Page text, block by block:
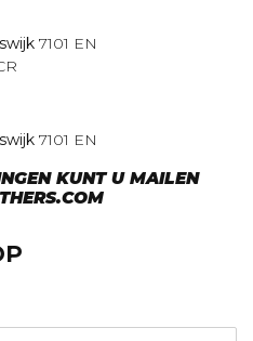
7101 EN
7101 EN
KUNT U MAILEN